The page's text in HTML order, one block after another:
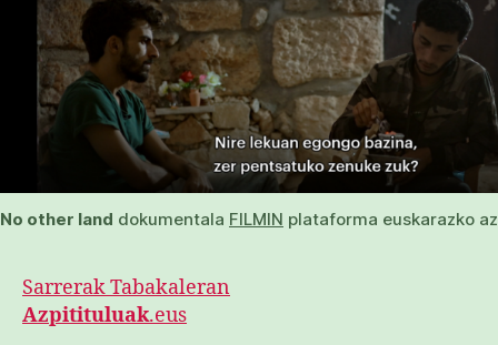
No other land dokumentala FILMIN plataforma euskarazko
Sarrerak Tabakaleran
Azpitituluak.eus